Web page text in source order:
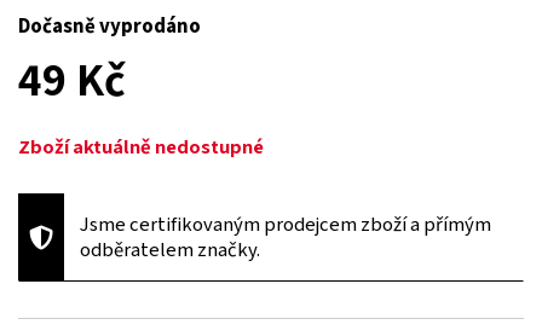
Dočasně vyprodáno
49 Kč
Zboží aktuálně nedostupné
Jsme certifikovaným prodejcem zboží a přímým
odběratelem značky.